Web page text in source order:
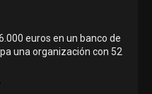
euros en un banco de
una organización con 52